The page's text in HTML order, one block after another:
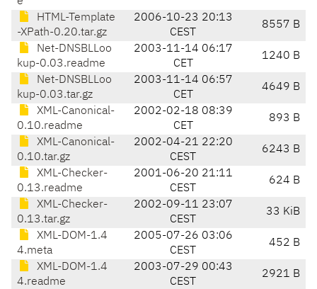
HTML-Template
-XPath-0.20.tar.gz
2006-10-23 20:13
CEST
8557 B
Net-DNSBLLoo
kup-0.03.readme
2003-11-14 06:17
CET
1240 B
Net-DNSBLLoo
kup-0.03.tar.gz
2003-11-14 06:57
CET
4649 B
XML-Canonical-
0.10.readme
2002-02-18 08:39
CET
893 B
XML-Canonical-
0.10.tar.gz
2002-04-21 22:20
CEST
6243 B
XML-Checker-
0.13.readme
2001-06-20 21:11
CEST
624 B
XML-Checker-
0.13.tar.gz
2002-09-11 23:07
CEST
33 KiB
XML-DOM-1.4
4.meta
2005-07-26 03:06
CEST
452 B
XML-DOM-1.4
4.readme
2003-07-29 00:43
CEST
2921 B